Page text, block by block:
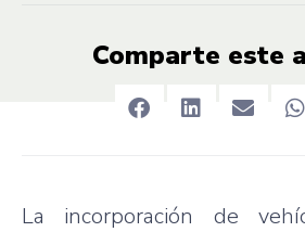
Comparte este
La incorporación de